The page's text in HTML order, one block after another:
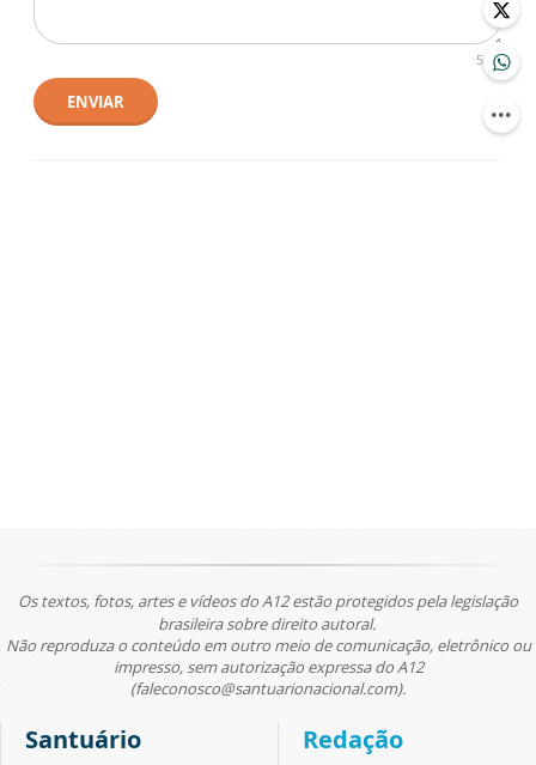
500
ENVIAR
Os textos, fotos, artes e vídeos do A12 estão protegidos pela legislação
brasileira sobre direito autoral.
Não reproduza o conteúdo em outro meio de comunicação, eletrônico ou
impresso, sem autorização expressa do A12
(faleconosco@santuarionacional.com).
Santuário Redação